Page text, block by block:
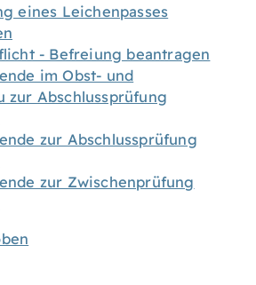
eines Leichenpasses
- Befreiung beantragen
im Obst- und
zur Abschlussprüfung
zur Abschlussprüfung
zur Zwischenprüfung